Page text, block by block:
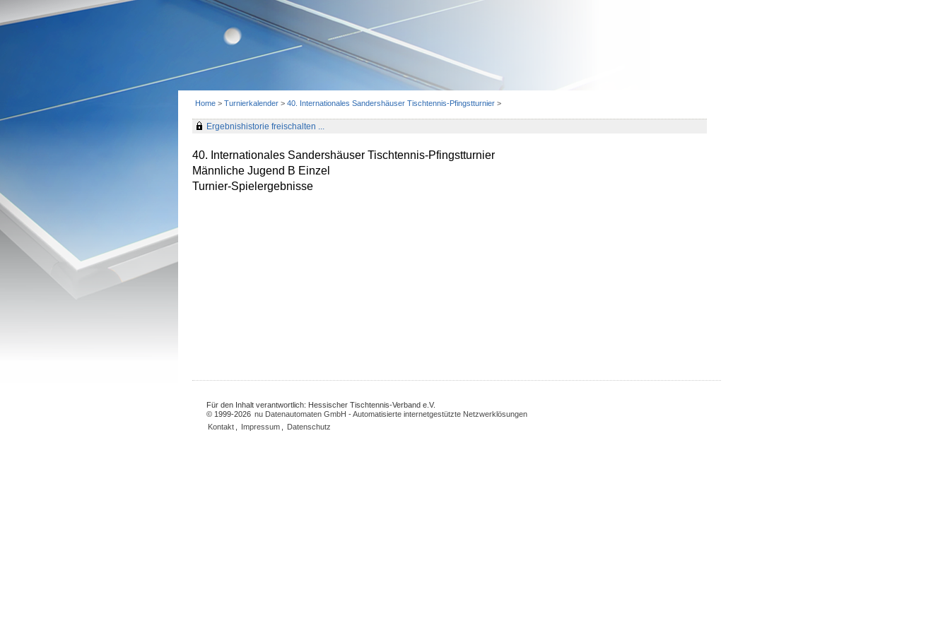
Home > Turnierkalender > 40. Internationales Sandershäuser Tischtennis-Pfingstturnier >
Ergebnishistorie freischalten ...
40. Internationales Sandershäuser Tischtennis-Pfingstturnier
Männliche Jugend B Einzel
Turnier-Spielergebnisse
Für den Inhalt verantwortlich: Hessischer Tischtennis-Verband e.V.
© 1999-2026 nu Datenautomaten GmbH - Automatisierte internetgestützte Netzwerklösungen
Kontakt
Impressum Datenschutz